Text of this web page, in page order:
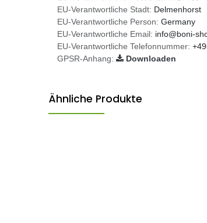
EU-Verantwortliche Stadt: Delmenhorst
EU-Verantwortliche Person: Germany
EU-Verantwortliche Email: info@boni-
EU-Verantwortliche Telefonnummer:
GPSR-Anhang:
Downloaden
Ähnliche Produkte